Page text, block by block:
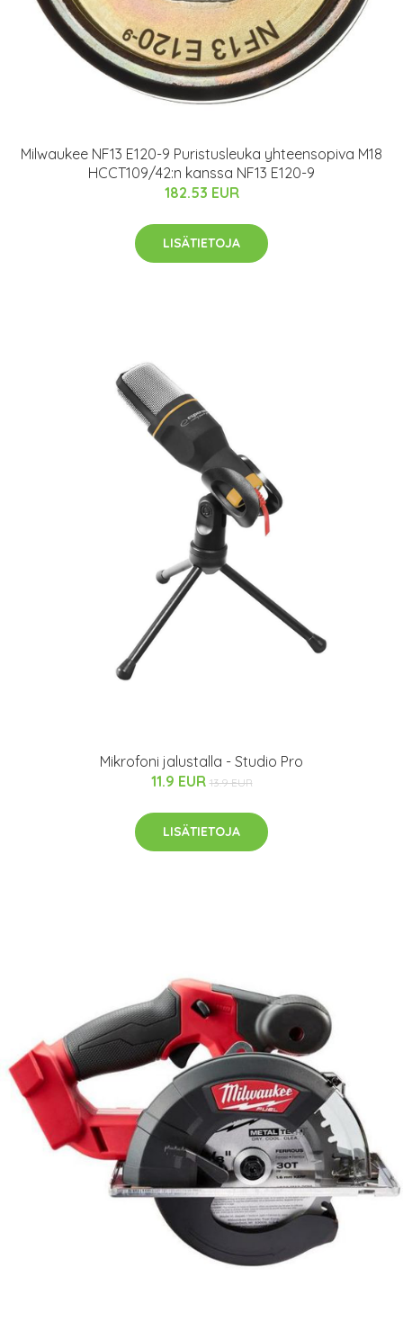
Milwaukee NF13 E120-9 Puristusleuka yhteensopiva M18
HCCT109/42:n kanssa NF13 E120-9
182.53 EUR
LISÄTIETOJA
Mikrofoni jalustalla - Studio Pro
11.9 EUR 13.9 EUR
LISÄTIETOJA